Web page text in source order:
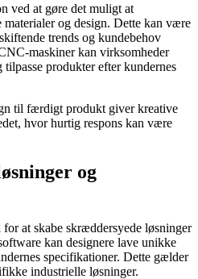
ved at gøre det muligt at
materialer og design. Dette kan være
trends og kundebehov
maskiner kan virksomheder
produkter efter kundernes
til færdigt produkt giver kreative
hvor hurtig respons kan være
og
at skabe skræddersyede løsninger
kan designere lave unikke
specifikationer. Dette gælder
industrielle løsninger.